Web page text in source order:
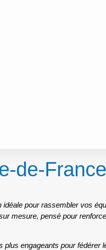
de-
idéale pour rassembler vos
mesure, pensé pour
plus engageants pour